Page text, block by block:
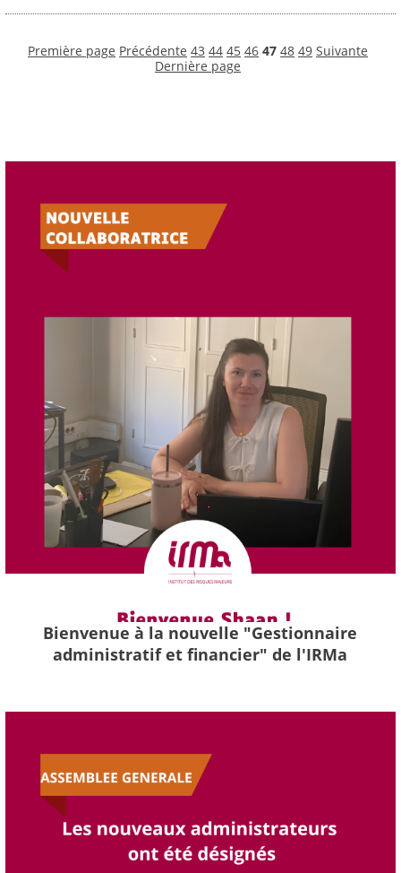
Première page Précédente 43 44 45 46 47 48 49 Suivante
Dernière page
Bienvenue à la nouvelle "Gestionnaire
administratif et financier" de l'IRMa